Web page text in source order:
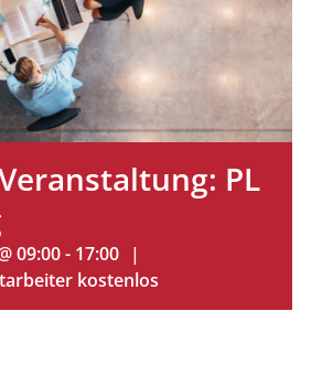
PL
09:00- 17:00 |
kostenlos